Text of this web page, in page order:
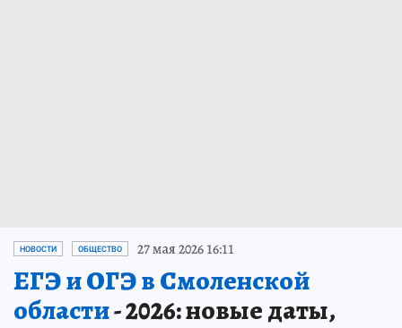
НОВОСТИ ОБЩЕСТВО 27 мая 2026 16:11
ЕГЭ и ОГЭ в Смоленской
области- 2026: новые даты,